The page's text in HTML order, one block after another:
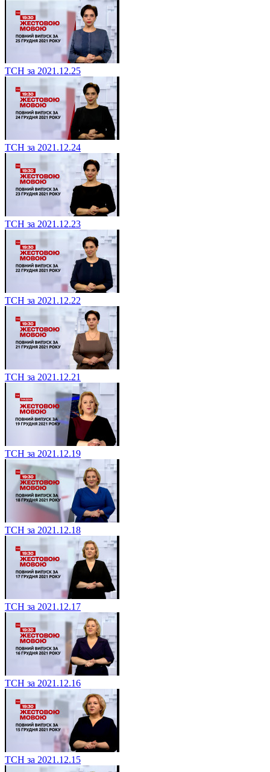
ТСН за 2021.12.25
ТСН за 2021.12.24
ТСН за 2021.12.23
ТСН за 2021.12.22
ТСН за 2021.12.21
ТСН за 2021.12.19
ТСН за 2021.12.18
ТСН за 2021.12.17
ТСН за 2021.12.16
ТСН за 2021.12.15